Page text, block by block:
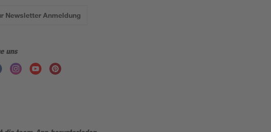
Newsletter Anmeldung
uns